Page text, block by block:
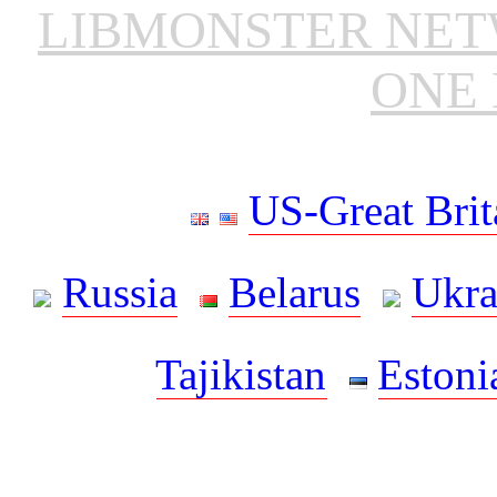
LIBMONSTER
ONE
US-Great
Russia
Belarus
Tajikistan